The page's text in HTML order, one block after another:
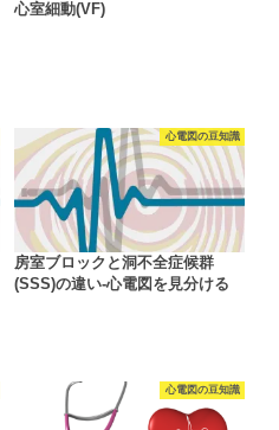
心室細動(VF)
心電図の豆知識
房室ブロックと洞不全症候群
(SSS)の違い-心電図を見分ける
心電図の豆知識